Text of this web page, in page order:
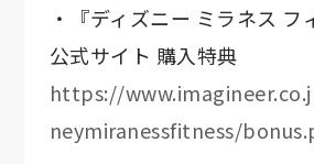
・『ディズニー ミラネス フ
公式サイト 購入特典
https://
neymiranessfitness/